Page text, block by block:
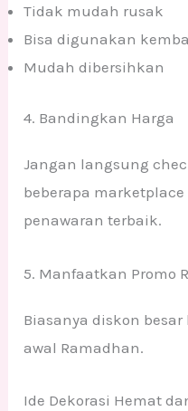
Tidak mudah rusak
Bisa digunakan
Mudah dibersihkan
4. Bandingkan Harga
Jangan langsung
beberapa
penawaran terbaik.
5. Manfaatkan Promo
Biasanya diskon
awal Ramadhan.
Ide Dekorasi Hemat